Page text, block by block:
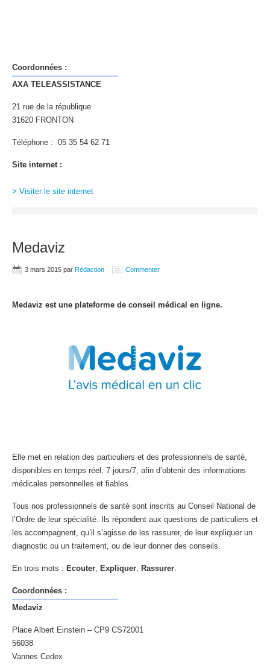
Coordonnées :
AXA TELEASSISTANCE
21 rue de la république
31620 FRONTON
Téléphone : 05 35 54 62 71
Site internet :
> Visiter le site internet
Medaviz
3 mars 2015 par Rédaction Commenter
Medaviz est une plateforme de conseil médical en ligne.
Elle met en relation des particuliers et des professionnels de santé,
disponibles en temps réel, 7 jours/7, afin d’obtenir des informations
médicales personnelles et fiables.
Tous nos professionnels de santé sont inscrits au Conseil National de
l’Ordre de leur spécialité. Ils répondent aux questions de particuliers et
les accompagnent, qu’il s’agisse de les rassurer, de leur expliquer un
diagnostic ou un traitement, ou de leur donner des conseils.
En trois mots : Ecouter Expliquer Rassurer
Coordonnées :
Medaviz
Place Albert Einstein – CP9 CS72001
56038
Vannes Cedex